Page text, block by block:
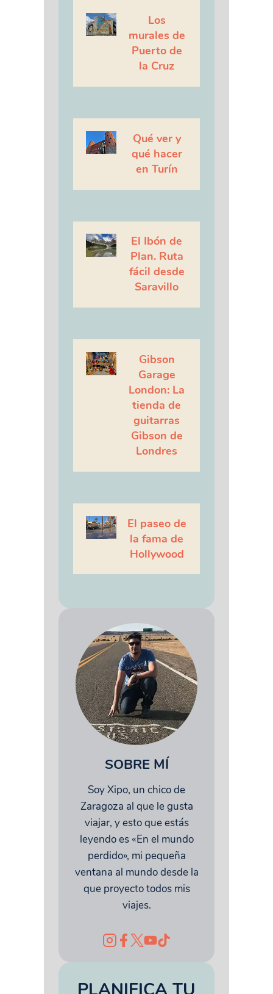
Los
murales de
Puerto de
la Cruz
Qué ver y
qué hacer
en Turín
El Ibón de
Plan. Ruta
fácil desde
Saravillo
Gibson
Garage
London: La
tienda de
guitarras
Gibson de
Londres
El paseo de
la fama de
Hollywood
SOBRE MÍ
Soy Xipo, un chico de
Zaragoza al que le gusta
viajar, y esto que estás
leyendo es «En el mundo
perdido», mi pequeña
ventana al mundo desde la
que proyecto todos mis
viajes.